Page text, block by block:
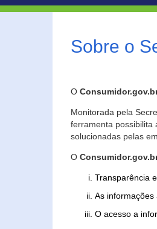
Sobre o
O
Monitorada pela
ferramenta possibilita
solucionadas pelas
O
Transparência
As
O acesso a